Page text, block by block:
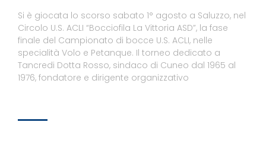
Si è giocata lo scorso sabato 1° agosto a Saluzzo, nel
Circolo U.S. ACLI “Bocciofila La Vittoria ASD”, la fase
finale del Campionato di bocce U.S. ACLI, nelle
specialità Volo e Petanque. Il torneo dedicato a
Tancredi Dotta Rosso, sindaco di Cuneo dal 1965 al
1976, fondatore e dirigente organizzativo